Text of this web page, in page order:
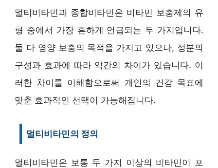
멀티비타민과 종합비타민은 비타민 보충제의 유
형 중에서 가장 흔하게 언급되는 두 가지입니다.
둘 다 영양 보충의 목적을 가지고 있으나, 성분의
구성과 효과에 따라 약간의 차이가 있습니다. 이
러한 차이를 이해함으로써 개인의 건강 목표에
맞춘 효과적인 선택이 가능해집니다.
멀티비타민의 정의
멀티비타민은 보통 두 가지 이상의 비타민이 포